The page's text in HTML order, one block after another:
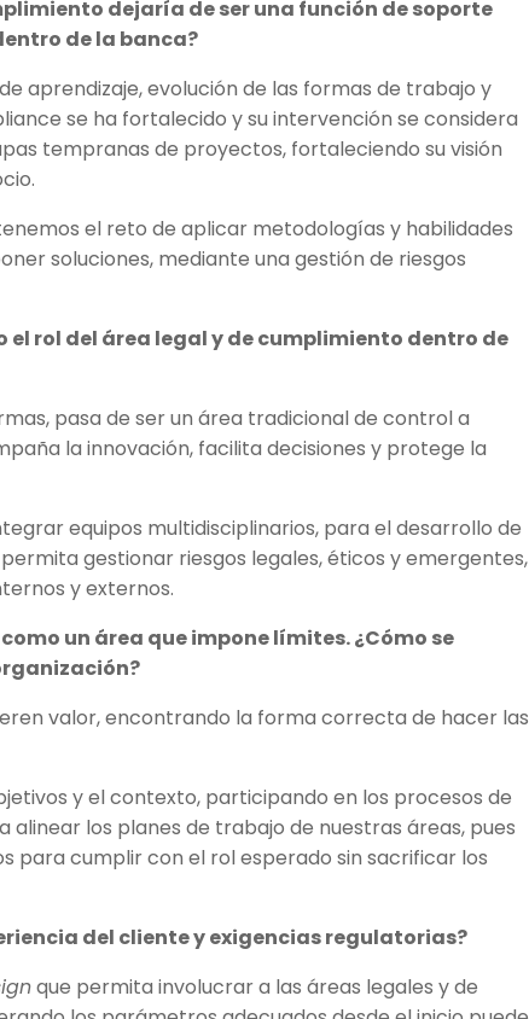
dejaría de ser una función de soporte
de la banca?
aprendizaje, evolución de las formas de trabajo y
se ha fortalecido y su intervención se considera
tempranas de proyectos, fortaleciendo su visión
el reto de aplicar metodologías y habilidades
soluciones, mediante una gestión de riesgos
el rol del área legal y de cumplimiento dentro de
pasa de ser un área tradicional de control a
la innovación, facilita decisiones y protege la
equipos multidisciplinarios, para el desarrollo de
gestionar riesgos legales, éticos y emergentes,
y externos.
un área que impone límites. ¿Cómo se
valor, encontrando la forma correcta de hacer las
y el contexto, participando en los procesos de
los planes de trabajo de nuestras áreas, pues
para cumplir con el rol esperado sin sacrificar los
del cliente y exigencias regulatorias?
que permita involucrar a las áreas legales y de